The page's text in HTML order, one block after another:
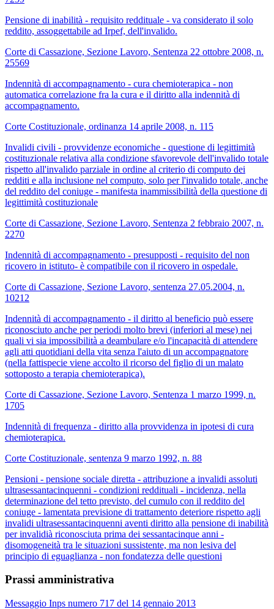
Pensione di inabilità - requisito reddituale - va considerato il solo
reddito, assoggettabile ad Irpef, dell'invalido.
Corte di Cassazione, Sezione Lavoro, Sentenza 22 ottobre 2008, n.
25569
Indennità di accompagnamento - cura chemioterapica - non
automatica correlazione fra la cura e il diritto alla indennità di
accompagnamento.
Corte Costituzionale, ordinanza 14 aprile 2008, n. 115
Invalidi civili - provvidenze economiche - questione di legittimità
costituzionale relativa alla condizione sfavorevole dell'invalido totale
rispetto all'invalido parziale in ordine al criterio di computo dei
redditi e alla inclusione nel computo, solo per l'invalido totale, anche
del reddito del coniuge - manifesta inammissibilità della questione di
legittimità costituzionale
Corte di Cassazione, Sezione Lavoro, Sentenza 2 febbraio 2007, n.
2270
Indennità di accompagnamento - presupposti - requisito del non
ricovero in istituto- è compatibile con il ricovero in ospedale.
Corte di Cassazione, Sezione Lavoro, sentenza 27.05.2004, n.
10212
Indennità di accompagnamento - il diritto al beneficio può essere
riconosciuto anche per periodi molto brevi (inferiori al mese) nei
quali vi sia impossibilità a deambulare e/o l'incapacità di attendere
agli atti quotidiani della vita senza l'aiuto di un accompagnatore
(nella fattispecie viene accolto il ricorso del figlio di un malato
sottoposto a terapia chemioterapica).
Corte di Cassazione, Sezione Lavoro, Sentenza 1 marzo 1999, n.
1705
Indennità di frequenza - diritto alla provvidenza in ipotesi di cura
chemioterapica.
Corte Costituzionale, sentenza 9 marzo 1992, n. 88
Pensioni - pensione sociale diretta - attribuzione a invalidi assoluti
ultrasessantacinquenni - condizioni reddituali - incidenza, nella
determinazione del tetto previsto, del cumulo con il reddito del
coniuge - lamentata previsione di trattamento deteriore rispetto agli
invalidi ultrasessantacinquenni aventi diritto alla pensione di inabilità
per invalidià riconosciuta prima dei sessantacinque anni -
disomogeneità tra le situazioni sussistente, ma non lesiva del
principio di eguaglianza - non fondatezza delle questioni
Prassi amministrativa
Messaggio Inps numero 717 del 14 gennaio 2013